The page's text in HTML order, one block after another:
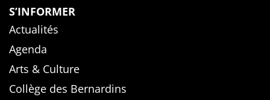
S’INFORMER
Actualités
Agenda
Arts & Culture
Collège des Bernardins